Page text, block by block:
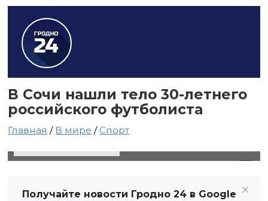
В Сочи нашли тело 30-летнего
российского футболиста
Главная / В мире /Спорт
Получайте новости Гродно 24 в Google